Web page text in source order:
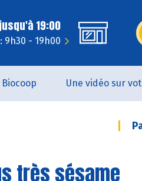
19:00
9h30 - 19h00
Biocoop
très sésame